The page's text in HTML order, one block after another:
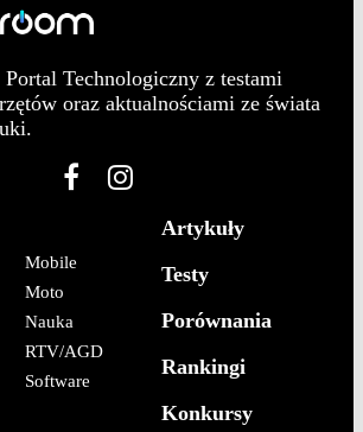
Portal Technologiczny z testami
oraz aktualnościami ze świata
Mobile
Moto
Nauka
RTV/AGD
Software
Artykuły
Testy
Porównania
Rankingi
Konkursy